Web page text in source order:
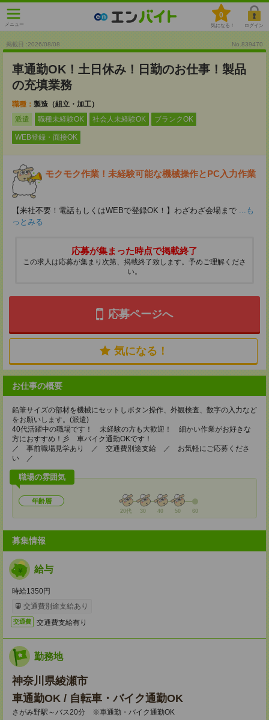
メニュー
0
気になる！ ログイン
掲載日 :2026/08/08 No.839470
車通勤OK！土日休み！日勤のお仕事！製品
の充填業務
職種： 製造（組立・加工）
派遣
職種未経験OK 社会人未経験OK ブランクOK
WEB登録・面接OK
モクモク作業！未経験可能な機械操作とPC入力作業
【来社不要！電話もしくはWEBで登録OK！】わざわざ会場まで ...も
っとみる
応募が集まった時点で掲載終了
この求人は応募が集まり次第、掲載終了致します。予めご理解くださ
い。
応募ページへ
気になる！
お仕事の概要
鉛筆サイズの部材を機械にセットしボタン操作、外観検査、数字の入力など
をお願いします。(派遣)
40代活躍中の職場です！ 未経験の方も大歓迎！ 細かい作業がお好きな
方におすすめ！彡 車バイク通勤OKです！
／ 事前職場見学あり ／ 交通費別途支給 ／ お気軽にご応募くださ
い ／
職場の雰囲気
年齢層
20代 30 40 50 60
募集情報
給与
時給1350円
交通費別途支給あり
交通費 交通費支給有り
勤務地
神奈川県綾瀬市
車通勤OK / 自転車・バイク通勤OK
さがみ野駅～バス20分 ※車通勤・バイク通勤OK